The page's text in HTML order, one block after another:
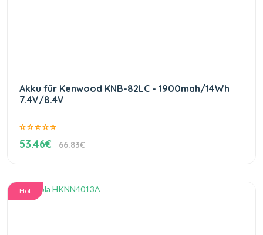
Akku für Kenwood KNB-82LC - 1900mah/14Wh
7.4V/8.4V
53.46€ 66.83€
Hot